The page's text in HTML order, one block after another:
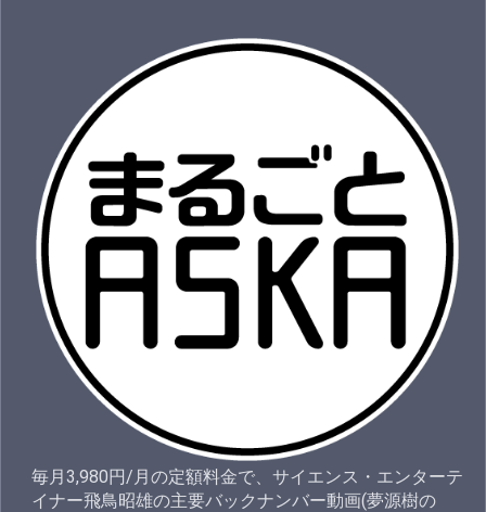
毎月3,980円/月の定額料金で、サイエンス・エンターテ
イナー飛鳥昭雄の主要バックナンバー動画(夢源樹の